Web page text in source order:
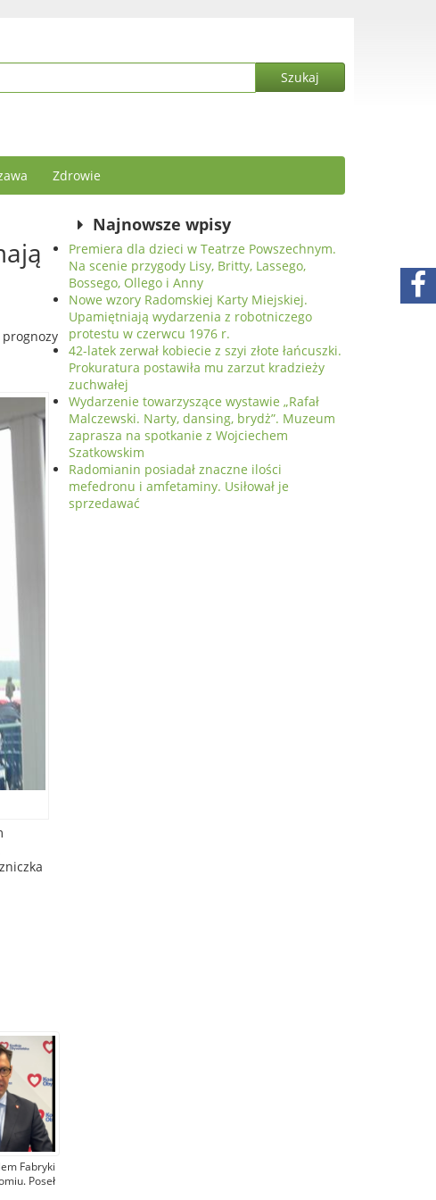
Zdrowie
prognozy
Fabryki
Poseł
Najnowsze wpisy
Premiera dla dzieci w Teatrze Powszechnym.
Na scenie przygody Lisy, Britty, Lassego,
Bossego, Ollego i Anny
Nowe wzory Radomskiej Karty Miejskiej.
Upamiętniają wydarzenia z robotniczego
protestu w czerwcu 1976 r.
42-latek zerwał kobiecie z szyi złote łańcuszki.
Prokuratura postawiła mu zarzut kradzieży
zuchwałej
Wydarzenie towarzyszące wystawie „Rafał
Malczewski. Narty, dansing, brydż”. Muzeum
zaprasza na spotkanie z Wojciechem
Szatkowskim
Radomianin posiadał znaczne ilości
mefedronu i amfetaminy. Usiłował je
sprzedawać